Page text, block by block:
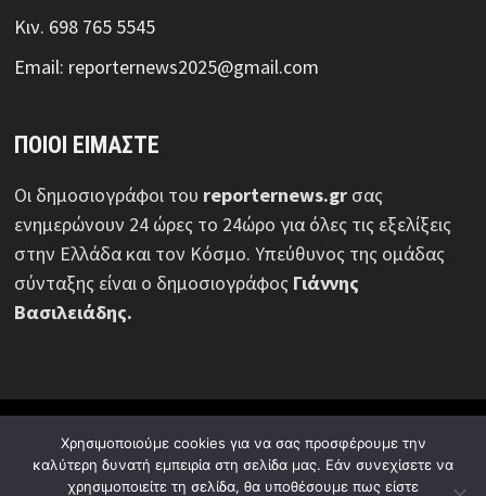
Κιν. 698 765 5545
Email: reporternews2025@gmail.com
ΠΟΙΟΙ ΕΙΜΑΣΤΕ
Οι δημοσιογράφοι του reporternews.gr σας
ενημερώνουν 24 ώρες το 24ώρο για όλες τις εξελίξεις
στην Ελλάδα και τον Κόσμο. Υπεύθυνος της ομάδας
σύνταξης είναι ο δημοσιογράφος Γιάννης
Βασιλειάδης.
© Reporternews.gr - 2026 | Με επιφύλαξη κάθε νόμιμου
δικαιώματος | Design:Media News Group
Χρησιμοποιούμε cookies για να σας προσφέρουμε την
καλύτερη δυνατή εμπειρία στη σελίδα μας. Εάν συνεχίσετε να
χρησιμοποιείτε τη σελίδα, θα υποθέσουμε πως είστε